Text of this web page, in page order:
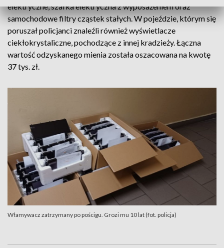
elektryczne, szafka elektryczna z wyposażeniem oraz
samochodowe filtry cząstek stałych. W pojeździe, którym się
poruszał policjanci znaleźli również wyświetlacze
ciekłokrystaliczne, pochodzące z innej kradzieży. Łączna
wartość odzyskanego mienia została oszacowana na kwotę
37 tys. zł.
Włamywacz zatrzymany po pościgu. Grozi mu 10 lat (fot. policja)